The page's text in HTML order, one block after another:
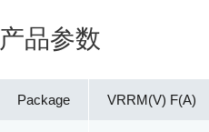
产品参数
Package VRRM(V) F(A)